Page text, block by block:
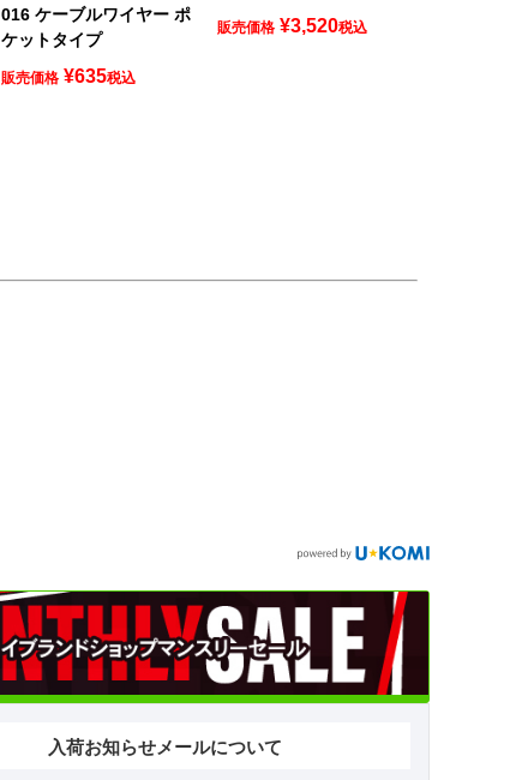
016 ケーブルワイヤー ポ
ケットタイプ
販売価格 ¥635税込
販売価格 ¥3,520税込
入荷お知らせメールについて